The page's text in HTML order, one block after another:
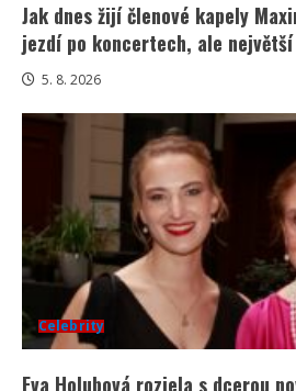
Jak dnes žijí členové kapely
jezdí po koncertech, ale
5. 8. 2026
Celebrity
Eva Holubová rozjela s dcerou